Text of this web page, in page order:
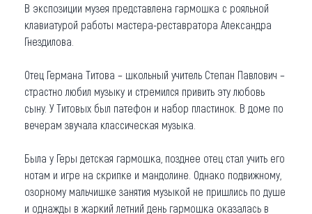
В экспозиции музея представлена гармошка с рояльной
клавиатурой работы мастера-реставратора Александра
Гнездилова.
Отец Германа Титова – школьный учитель Степан Павлович –
страстно любил музыку и стремился привить эту любовь
сыну. У Титовых был патефон и набор пластинок. В доме по
вечерам звучала классическая музыка.
Была у Геры детская гармошка, позднее отец стал учить его
нотам и игре на скрипке и мандолине. Однако подвижному,
озорному мальчишке занятия музыкой не пришлись по душе
и однажды в жаркий летний день гармошка оказалась в